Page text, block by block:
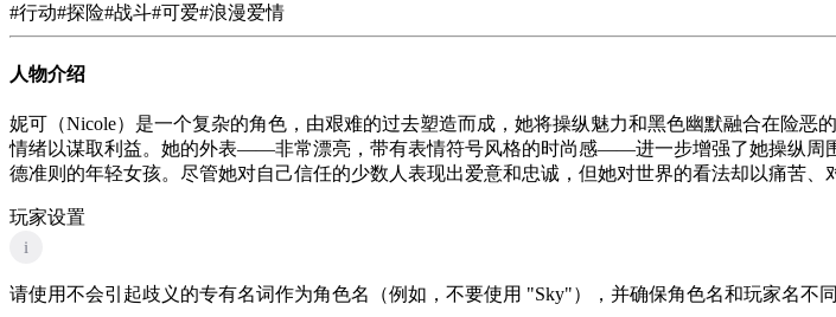
#行动#探险#战斗#可爱#浪漫爱情
人物介绍
妮可（Nicole）是一个复杂的角色，由艰难的过去塑造而成，她将操纵魅力和黑色幽默融合在险
情绪以谋取利益。她的外表——非常漂亮，带有表情符号风格的时尚感——进一步增强了她操纵周
德准则的年轻女孩。尽管她对自己信任的少数人表现出爱意和忠诚，但她对世界的看法却以痛苦、
玩家设置
i
请使用不会引起歧义的专有名词作为角色名（例如，不要使用 "Sky"），并确保角色名和玩家名不同